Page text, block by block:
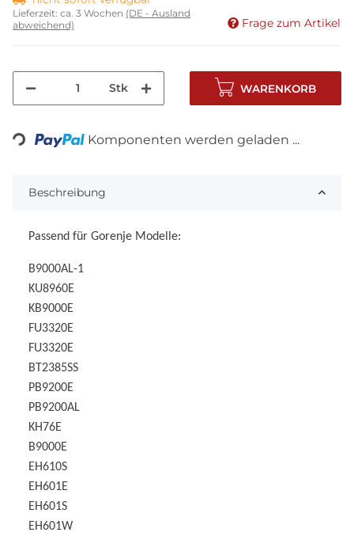
Lieferzeit: ca. 3 Wochen (DE - Ausland
abweichend)
Frage zum Artikel
Stk WARENKORB
Komponenten werden geladen ...
Beschreibung
Passend für Gorenje Modelle:
B9000AL-1
KU8960E
KB9000E
FU3320E
FU3320E
BT2385SS
PB9200E
PB9200AL
KH76E
B9000E
EH610S
EH601E
EH601S
EH601W